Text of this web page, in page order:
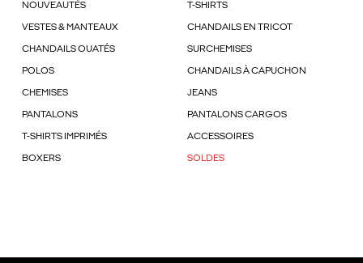
NOUVEAUTÉS T-SHIRTS
VESTES & MANTEAUX CHANDAILS EN TRICOT
CHANDAILS OUATÉS SURCHEMISES
POLOS CHANDAILS À CAPUCHON
CHEMISES JEANS
PANTALONS PANTALONS CARGOS
T-SHIRTS IMPRIMÉS ACCESSOIRES
BOXERS SOLDES